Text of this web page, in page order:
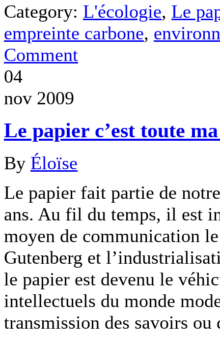
Category: L'écologie, Le
empreinte carbone,
Comment
04
nov 2009
Le papier c’est toute
By Éloïse
Le papier fait partie de
ans. Au fil du temps, il est
moyen de communication
Gutenberg et
le papier est devenu le
intellectuels du monde
transmission des savoirs